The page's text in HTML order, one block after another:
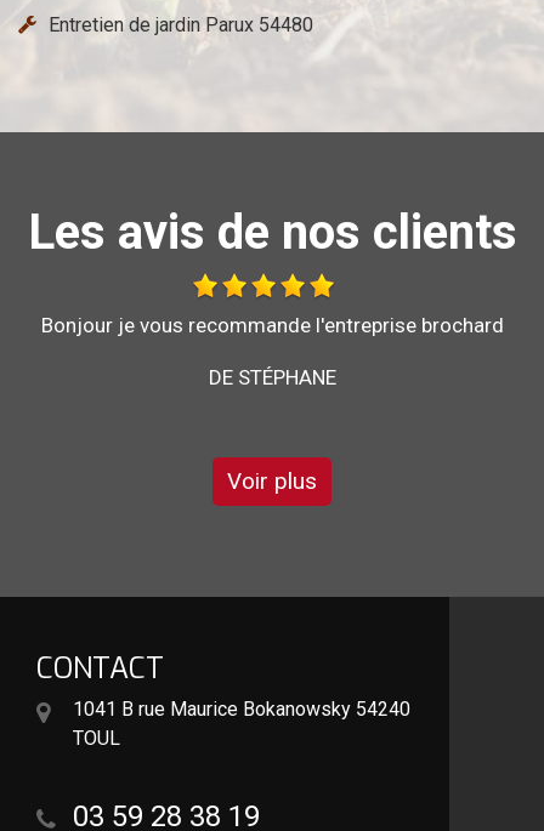
Entretien de jardin Parux 54480
Les avis de nos clients
Au top, je recommande !!
DE ORNELLA
Voir plus
CONTACT
1041 B rue Maurice Bokanowsky 54240
TOUL
03 59 28 38 19